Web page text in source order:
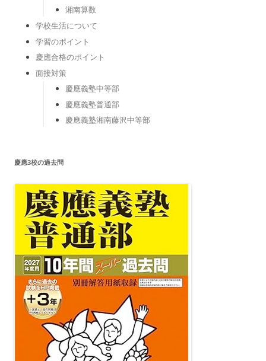
湘南算数
学校生活について
学習のポイント
慶應合格のポイント
面接対策
慶應義塾中等部
慶應義塾普通部
慶應義塾湘南藤沢中等部
慶應3校の過去問